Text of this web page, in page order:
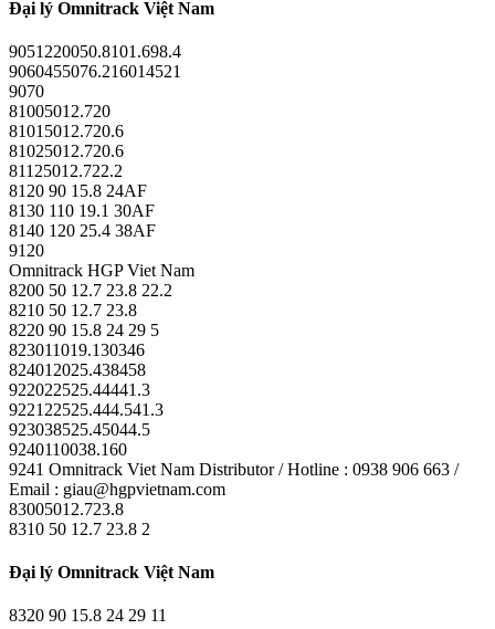
Đại lý Omnitrack Việt Nam
9051220050.8101.698.4
9060455076.216014521
9070
81005012.720
81015012.720.6
81025012.720.6
81125012.722.2
8120 90 15.8 24AF
8130 110 19.1 30AF
8140 120 25.4 38AF
9120
Omnitrack HGP Viet Nam
8200 50 12.7 23.8 22.2
8210 50 12.7 23.8
8220 90 15.8 24 29 5
823011019.130346
824012025.438458
922022525.44441.3
922122525.444.541.3
923038525.45044.5
9240110038.160
9241 Omnitrack Viet Nam Distributor / Hotline : 0938 906 663 /
Email : giau@hgpvietnam.com
83005012.723.8
8310 50 12.7 23.8 2
Đại lý Omnitrack Việt Nam
8320 90 15.8 24 29 11